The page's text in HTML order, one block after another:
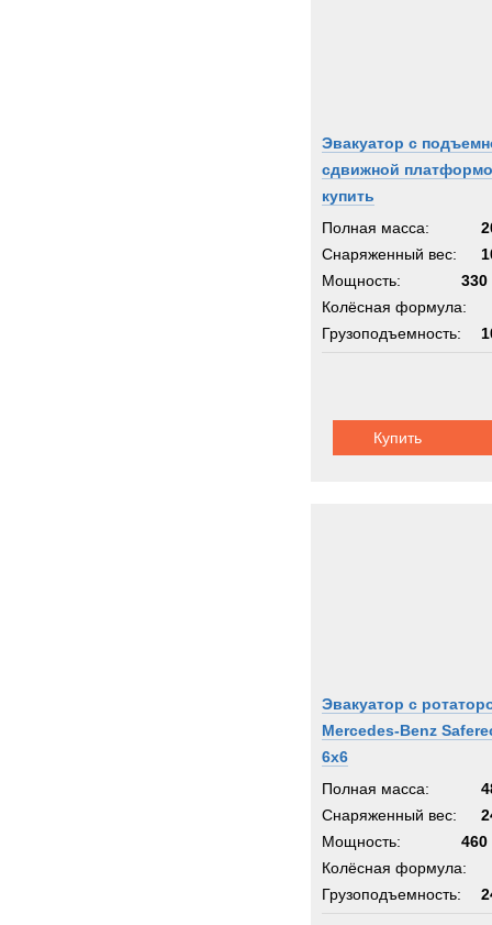
Эвакуатор c
сдвижной
купить
Полная масса:
Снаряженный вес:
Мощность:
330
Колёсная формула:
Грузоподъемность:
Купить
Эвакуатор с
Mercedes-Benz
6x6
Полная масса:
Снаряженный вес:
Мощность:
460
Колёсная формула:
Грузоподъемность: